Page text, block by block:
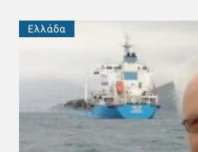
Ελλάδα